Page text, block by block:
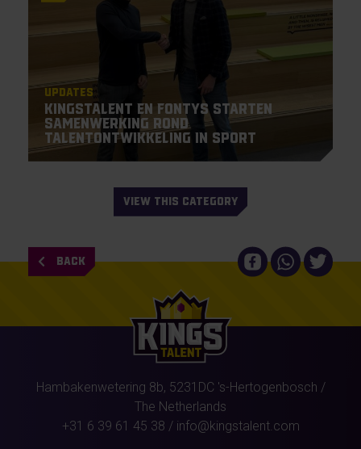
Updates
KingsTalent en Fontys starten
samenwerking rond
talentontwikkeling in sport
VIEW THIS CATEGORY
BACK
Hambakenwetering 8b, 5231DC 's-Hertogenbosch /
The Netherlands
+31 6 39 61 45 38 / info@kingstalent.com